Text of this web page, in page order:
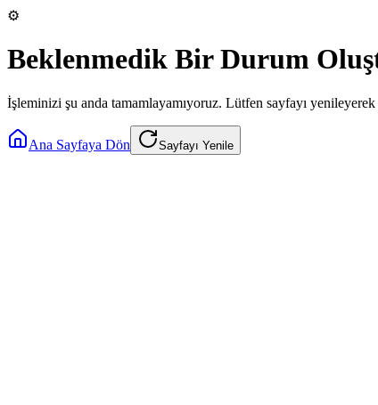
⚙️
Beklenmedik Bir Durum
İşleminizi şu anda tamamlayamıyoruz. Lütfen sayfayı
Ana Sayfaya Dön Sayfayı Yenile